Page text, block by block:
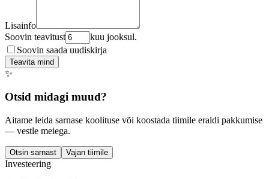
Lisainfo
Soovin teavitust
kuu jooksul.
Soovin saada uudiskirja
Teavita mind
✨
Otsid midagi muud?
Aitame leida sarnase koolituse või koostada tiimile eraldi pakkumise
— vestle meiega.
Otsin sarnast Vajan tiimile
Investeering